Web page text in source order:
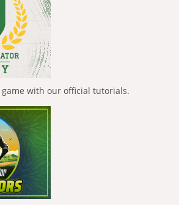
with our official tutorials.